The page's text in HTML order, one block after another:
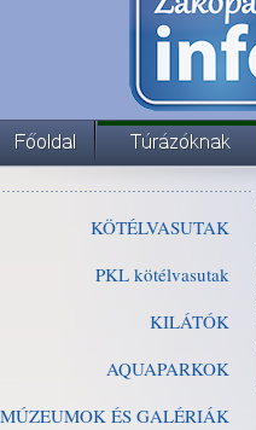
KÖTÉLVASUTAK
PKL kötélvasutak
KILÁTÓK
AQUAPARKOK
MÚZEUMOK ÉS GALÉRIÁK